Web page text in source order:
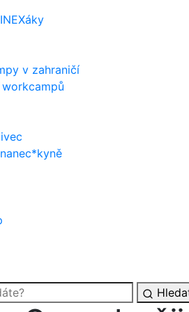
v zahraničí
workcampů